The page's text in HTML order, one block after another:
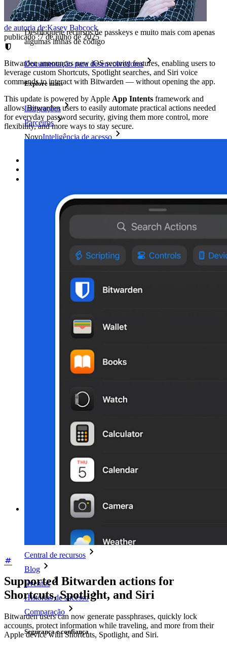
Passwordless.dev e passkeys
Desbloqueie recursos de passkeys e muito mais com apenas
algumas linhas de código
Documentação para desenvolvedores
Explore mais
Integrações
Parceiros
NovoInteligência de acesso
Principais funcionalidades dos planos pessoais
TOTP integrado
Acesso de emergência
Compartilhamento seguro com o Send
Multiplataforma com dispositivos ilimitados
Principais funcionalidades dos planos empresariais
Inteligência de acesso
Integração com diretórios
Integração com SSO
Auto-hospedagem do Bitwarden
Recuperação de conta
Gerador de senhas
Teste de força de senha
Gerador de frases secretas
Gerador de nomes de usuário
Explore todas as ferramentas e funcionalidades
Biblioteca de recursos
Central de recursos
Blog
Eventos
Histórias de sucesso
Comparação
Segurança e confiança
de autoria de:Kasey Babcock
publicado:7 de julho de 2025
Bitwarden announces new iOS security features, enabling users to
leverage custom Shortcuts, Spotlight searches, and Siri voice
commands to interact with Bitwarden — without opening the app.
This update is powered by Apple App Intents framework and
allows Bitwarden users to easily automate practical actions needed
for everyday password security, giving them more control, more
flexibility, and more ways to stay secure.
Supported Bitwarden actions for
Shortcuts, Spotlight, and Siri
Bitwarden users can now generate passphrases, quickly lock
accounts, protect information while traveling, and more from their
Apple device with Shortcuts, Spotlight, and Siri.